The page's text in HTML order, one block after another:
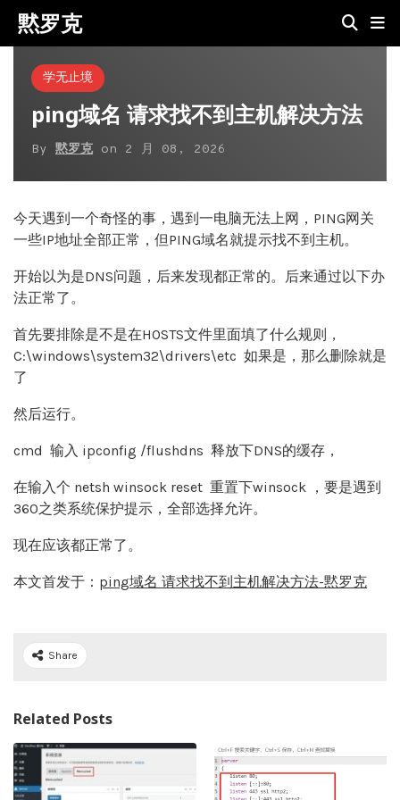
黙罗克
学无止境
ping域名 请求找不到主机解决方法
By 黙罗克 on 2 月 08, 2026
今天遇到一个奇怪的事，遇到一电脑无法上网，PING网关
一些IP地址全部正常，但PING域名就提示找不到主机。
开始以为是DNS问题，后来发现都正常的。后来通过以下办
法正常了。
首先要排除是不是在HOSTS文件里面填了什么规则，
C:\windows\system32\drivers\etc 如果是，那么删除就是
了
然后运行。
cmd 输入 ipconfig /flushdns 释放下DNS的缓存，
在输入个 netsh winsock reset 重置下winsock ，要是遇到
360之类系统保护提示，全部选择允许。
现在应该都正常了。
本文首发于： ping域名 请求找不到主机解决方法-黙罗克
Share
Related Posts